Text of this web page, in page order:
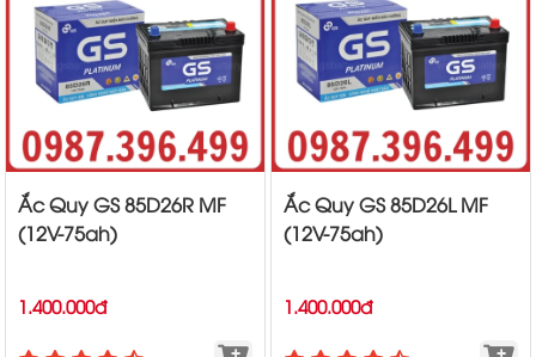
Ắc Quy GS 85D26R MF
(12V-75ah)
1.400.000đ
Ắc Quy GS 85D26L MF
(12V-75ah)
1.400.000đ